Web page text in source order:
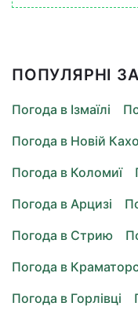
ПОПУЛЯРНІ
Погода в Ізмаїлі
Погода в Новій
Погода в Коломиї
Погода в Арцизі
Погода в Стрию
Погода в
Погода в Горлівці